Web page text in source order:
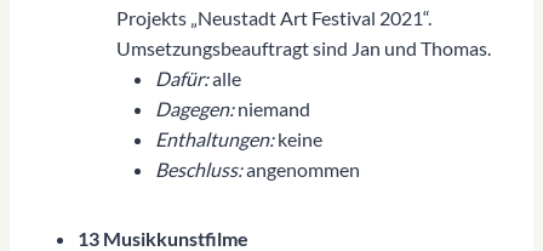
Projekts „Neustadt Art Festival 2021“.
Umsetzungsbeauftragt sind Jan und Thomas.
Dafür:alle
Dagegen:niemand
Enthaltungen:keine
Beschluss:angenommen
13 Musikkunstfilme